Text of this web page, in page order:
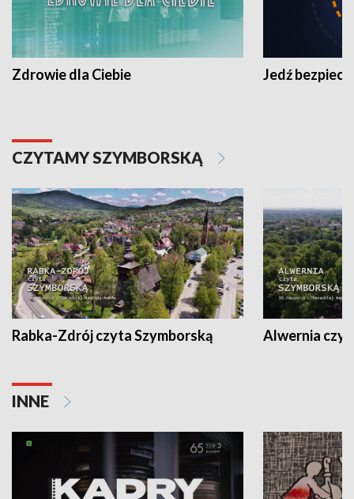
Zdrowie dla Ciebie Jedź
CZYTAMY SZYMBORSKĄ
Rabka-Zdrój czyta Szymborską Alwernia
INNE